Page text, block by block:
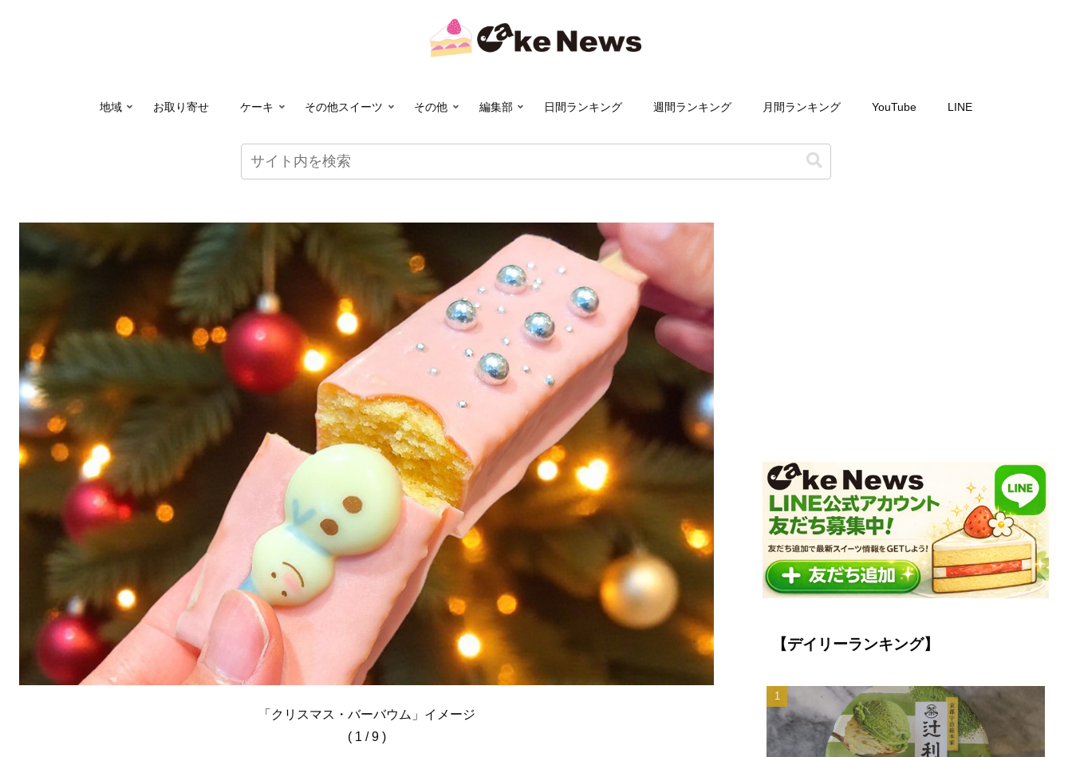
地域 お取り寄せ ケーキ その他スイーツ その他 編集部 日間ランキング 週間ランキング 月間ランキング YouTube LINE
「クリスマス・バーバウム」イメージ
( 1 / 9 )
【デイリーランキング】